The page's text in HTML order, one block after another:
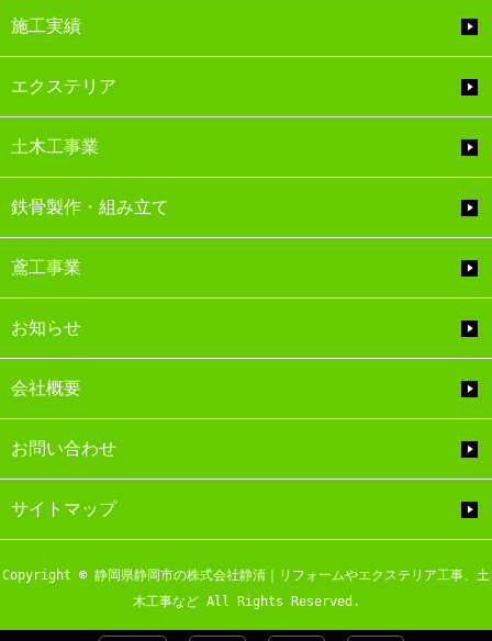
施工実績
エクステリア
土木工事業
鉄骨製作・組み立て
鳶工事業
お知らせ
会社概要
お問い合わせ
サイトマップ
Copyright © 静岡県静岡市の株式会社静清｜リフォームやエクステリア工事、土
木工事など All Rights Reserved.